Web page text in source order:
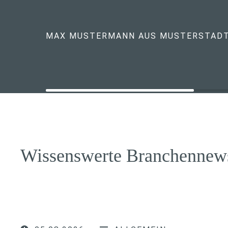
MAX MUSTERMANN AUS
Wissenswerte